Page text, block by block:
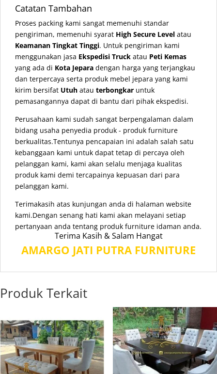
Catatan Tambahan
Proses packing kami sangat memenuhi standar
pengiriman, memenuhi syarat High Secure Level atau
Keamanan Tingkat Tinggi. Untuk pengiriman kami
menggunakan jasa Ekspedisi Truck atau Peti Kemas
yang ada di Kota Jepara dengan harga yang terjangkau
dan terpercaya serta produk mebel jepara yang kami
kirim bersifat Utuh atau terbongkar untuk
pemasangannya dapat di bantu dari pihak ekspedisi.
Perusahaan kami sudah sangat berpengalaman dalam
bidang usaha penyedia produk - produk furniture
berkualitas.Tentunya pencapaian ini adalah salah satu
kebanggaan kami untuk dapat tetap di percaya oleh
pelanggan kami, kami akan selalu menjaga kualitas
produk kami demi tercapainya kepuasan dari para
pelanggan kami.
Terimakasih atas kunjungan anda di halaman website
kami.Dengan senang hati kami akan melayani setiap
pertanyaan anda tentang produk furniture idaman anda.
Terima Kasih & Salam Hangat
AMARGO JATI PUTRA FURNITURE
Produk Terkait